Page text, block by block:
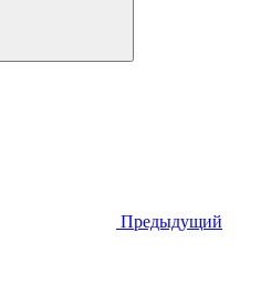
Предыдущий